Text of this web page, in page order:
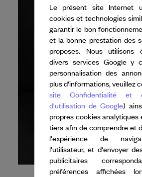
Le présent site Internet
cookies et technologies
garantir le bon
et la bonne prestation des
proposes. Nous utilisons
divers services Google y
personnalisation des
plus d'informations, veuillez
site Confidentialité et
d'utilisation de Google)
propres cookies analytiques
tiers afin de comprendre et
l'expérience de
l'utilisateur, et d'envoyer
publicitaires
préférences affichées